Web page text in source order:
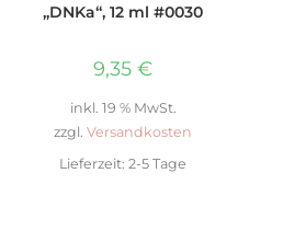
„DNKa“, 12 ml #0030
9,35 €
inkl. 19 % MwSt.
zzgl. Versandkosten
Lieferzeit: 2-5 Tage